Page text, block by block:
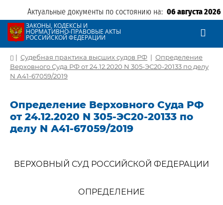
Актуальные документы по состоянию на: 06 августа 2026
ЗАКОНЫ, КОДЕКСЫ И
НОРМАТИВНО-ПРАВОВЫЕ АКТЫ
РОССИЙСКОЙ ФЕДЕРАЦИИ
| Судебная практика высших судов РФ | Определение
Верховного Суда РФ от 24.12.2020 N 305-ЭС20-20133 по делу
N А41-67059/2019
Определение Верховного Суда РФ
от 24.12.2020 N 305-ЭС20-20133 по
делу N А41-67059/2019
ВЕРХОВНЫЙ СУД РОССИЙСКОЙ ФЕДЕРАЦИИ
ОПРЕДЕЛЕНИЕ